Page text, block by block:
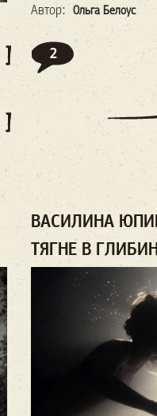
Автор: Ольга Белоус
2
ВАСИЛИНА
ТЯГНЕ В